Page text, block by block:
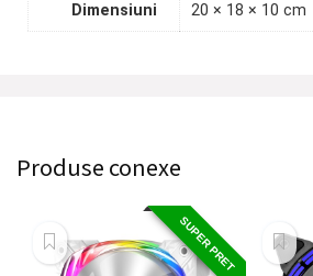
Dimensiuni 20 × 18 × 10 cm
Produse conexe
SUPER PRET